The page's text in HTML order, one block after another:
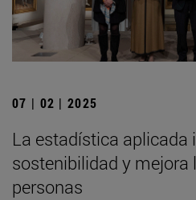
07 | 02 | 2025
La estadística aplicada
sostenibilidad y mejora
personas